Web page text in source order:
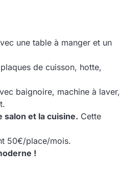
une table à manger et un
de cuisson, hotte,
baignoire, machine à laver,
salon et la cuisine. Cette
50€/place/mois.
!